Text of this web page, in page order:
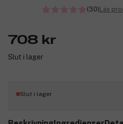
(30)Läs
708 kr
Slut i lager
Slut i lager